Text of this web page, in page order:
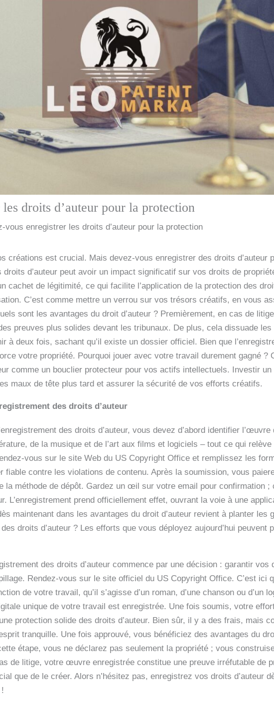
droits d’auteur pour la protection
vous enregistrer les droits d’auteur pour la protection
créations est crucial. Mais devez-vous enregistrer des droits d’auteur
droits d’auteur peut avoir un impact significatif sur vos droits de
cachet de légitimité, ce qui facilite l’application de la protection des
C’est comme mettre un verrou sur vos trésors créatifs, en vous
sont les avantages du droit d’auteur ? Premièrement, en cas de
preuves plus solides devant les tribunaux. De plus, cela dissuade
à deux fois, sachant qu’il existe un dossier officiel. Bien que
votre propriété. Pourquoi jouer avec votre travail durement gagné ?
comme un bouclier protecteur pour vos actifs intellectuels. Investir un
maux de tête plus tard et assurer la sécurité de vos efforts créatifs.
des droits d’auteur
des droits d’auteur, vous devez d’abord identifier
de la musique et de l’art aux films et logiciels – tout ce qui
vous sur le site Web du US Copyright Office et remplissez les
fiable contre les violations de contenu. Après la soumission, vous
la méthode de dépôt. Gardez un œil sur votre email pour confirmation ;
L’enregistrement prend officiellement effet, ouvrant la voie à une
maintenant dans les avantages du droit d’auteur revient à planter les
droits d’auteur ? Les efforts que vous déployez aujourd’hui peuvent
des droits d’auteur commence par une décision : garantir vos
Rendez-vous sur le site officiel du US Copyright Office. C’est ici
de votre travail, qu’il s’agisse d’un roman, d’une chanson ou d’un
unique de votre travail est enregistrée. Une fois soumis, votre
protection solide des droits d’auteur. Bien sûr, il y a des frais, mais
tranquille. Une fois approuvé, vous bénéficiez des avantages du
étape, vous ne déclarez pas seulement la propriété ; vous
de litige, votre œuvre enregistrée constitue une preuve irréfutable de
que de le créer. Alors n’hésitez pas, enregistrez vos droits d’auteur